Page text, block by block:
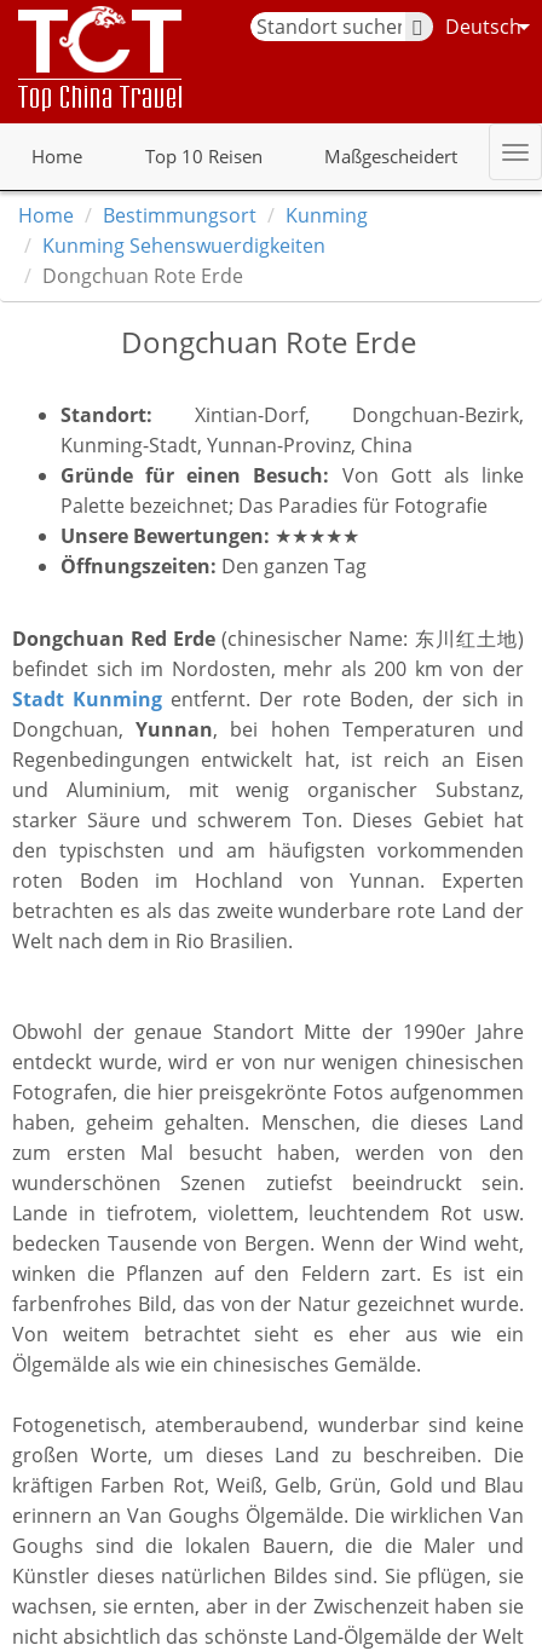
Deutsch
Home Top 10 Reisen Maßgescheidert
Home Bestimmungsort
Kunming
Kunming Sehenswuerdigkeiten
Dongchuan Rote Erde
Dongchuan Rote Erde
Standort: Xintian-Dorf, Dongchuan-Bezirk,
Kunming-Stadt, Yunnan-Provinz, China
Gründe für einen Besuch: Von Gott als linke
Palette bezeichnet; Das Paradies für Fotografie
Unsere Bewertungen: ★★★★★
Öffnungszeiten: Den ganzen Tag
Dongchuan Red Erde (chinesischer Name: 东川红土地)
befindet sich im Nordosten, mehr als 200 km von der
Stadt Kunming entfernt. Der rote Boden, der sich in
Dongchuan,Yunnan, bei hohen Temperaturen und
Regenbedingungen entwickelt hat, ist reich an Eisen
und Aluminium, mit wenig organischer Substanz,
starker Säure und schwerem Ton. Dieses Gebiet hat
den typischsten und am häufigsten vorkommenden
roten Boden im Hochland von Yunnan. Experten
betrachten es als das zweite wunderbare rote Land der
Welt nach dem in Rio Brasilien.
Obwohl der genaue Standort Mitte der 1990er Jahre
entdeckt wurde, wird er von nur wenigen chinesischen
Fotografen, die hier preisgekrönte Fotos aufgenommen
haben, geheim gehalten. Menschen, die dieses Land
zum ersten Mal besucht haben, werden von den
wunderschönen Szenen zutiefst beeindruckt sein.
Lande in tiefrotem, violettem, leuchtendem Rot usw.
bedecken Tausende von Bergen. Wenn der Wind weht,
winken die Pflanzen auf den Feldern zart. Es ist ein
farbenfrohes Bild, das von der Natur gezeichnet wurde.
Von weitem betrachtet sieht es eher aus wie ein
Ölgemälde als wie ein chinesisches Gemälde.
Fotogenetisch, atemberaubend, wunderbar sind keine
großen Worte, um dieses Land zu beschreiben. Die
kräftigen Farben Rot, Weiß, Gelb, Grün, Gold und Blau
erinnern an Van Goughs Ölgemälde. Die wirklichen Van
Goughs sind die lokalen Bauern, die die Maler und
Künstler dieses natürlichen Bildes sind. Sie pflügen, sie
wachsen, sie ernten, aber in der Zwischenzeit haben sie
nicht absichtlich das schönste Land-Ölgemälde der Welt